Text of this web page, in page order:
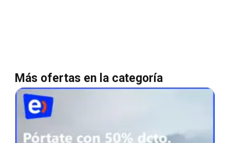
Más ofertas en la categoría